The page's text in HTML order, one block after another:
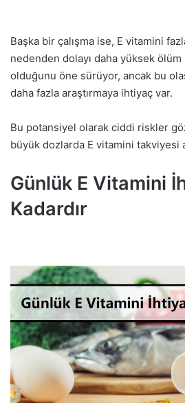
Başka bir çalışma ise, E vitamini
nedenden dolayı daha yüksek ölüm
olduğunu öne sürüyor, ancak bu
daha fazla araştırmaya ihtiyaç var.
Bu potansiyel olarak ciddi riskler
büyük dozlarda E vitamini takviyesi
Günlük E Vitamini
Kadardır